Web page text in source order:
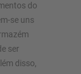
do
se uns
ser
disso,